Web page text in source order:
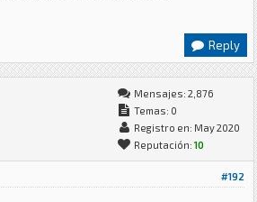
Reply
Mensajes: 2,876
Temas: 0
Registro en: May 2020
Reputación: 10
#192